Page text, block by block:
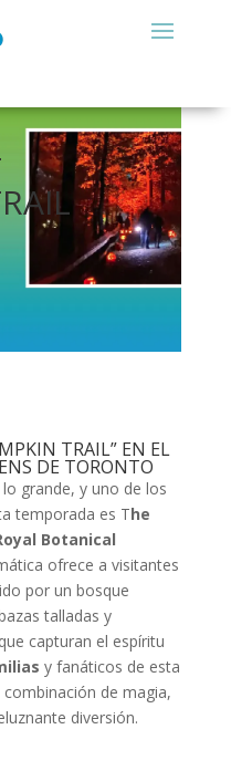
TRAIL” EN EL
DE TORONTO
grande, y uno de los
temporada es The
Botanical
ofrece a visitantes
por un bosque
talladas y
capturan el espíritu
y fanáticos de esta
de magia,
diversión.